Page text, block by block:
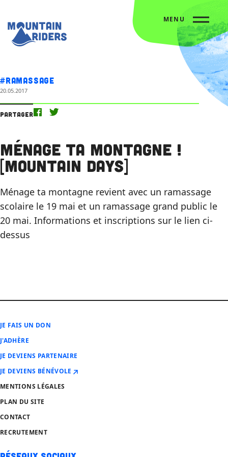
MENU
#Ramassage
20.05.2017
Partager
Ménage ta montagne !
[Mountain Days]
Ménage ta montagne revient avec un ramassage
scolaire le 19 mai et un ramassage grand public le
20 mai. Informations et inscriptions sur le lien ci-
dessus
JE FAIS UN DON
J'ADHÈRE
JE DEVIENS PARTENAIRE
JE DEVIENS BÉNÉVOLE
MENTIONS LÉGALES
PLAN DU SITE
CONTACT
RECRUTEMENT